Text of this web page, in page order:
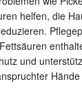
helfen, die
und